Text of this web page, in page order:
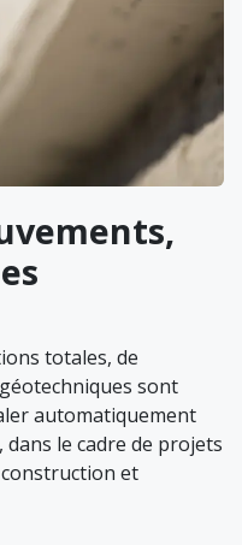
totales, de
sont
automatiquement
le cadre de projets
et